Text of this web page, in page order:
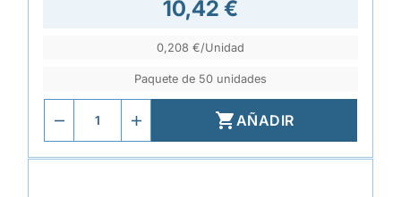
10,42 €
0,208 €/Unidad
Paquete de 50 unidades
AÑADIR